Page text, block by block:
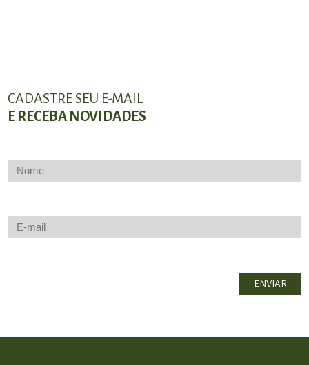
CADASTRE SEU E-MAIL
E RECEBA NOVIDADES